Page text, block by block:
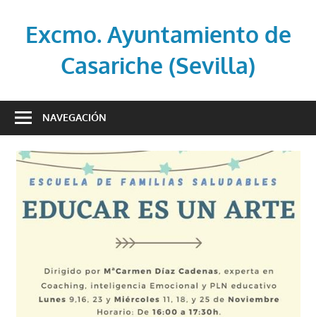
contenidoExcmo. Ayuntamiento de
Casariche (Sevilla)
oficial
Ayuntamiento
de
Casariche
(Sevilla)
NAVEGACIÓN